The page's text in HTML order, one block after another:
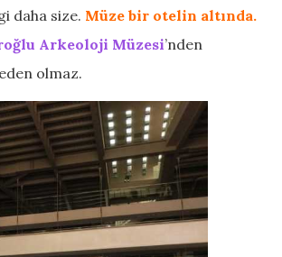
daha size. Müze bir otelin altında.
Arkeoloji Müzesi’nden
olmaz.